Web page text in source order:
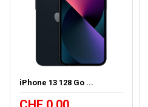
iPhone 13 128 Go ...